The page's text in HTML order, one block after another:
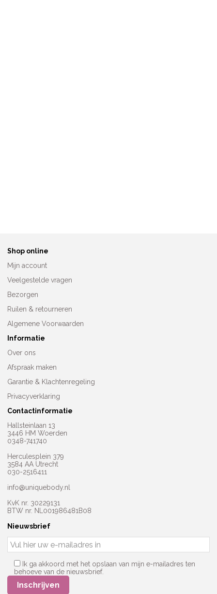
Shop online
Mijn account
Veelgestelde vragen
Bezorgen
Ruilen & retourneren
Algemene Voorwaarden
Informatie
Over ons
Afspraak maken
Garantie & Klachtenregeling
Privacyverklaring
Contactinformatie
Hallsteinlaan 13
3446 HM Woerden
0348-741740
Herculesplein 379
3584 AA Utrecht
030-2516411
info@uniquebody.nl
KvK nr. 30229131
BTW nr. NL001986481B08
Nieuwsbrief
Ik ga akkoord met het opslaan van mijn e-mailadres ten
behoeve van de nieuwsbrief.